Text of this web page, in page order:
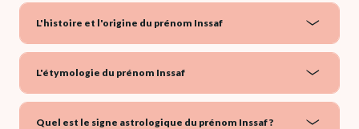
L'histoire et l'origine du prénom Inssaf
L'étymologie du prénom Inssaf
Quel est le signe astrologique du prénom Inssaf ?